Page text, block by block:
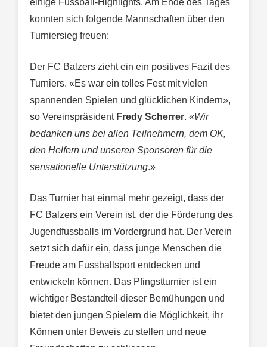
einige Fussball-Highlights. Am Ende des Tages
konnten sich folgende Mannschaften über den
Turniersieg freuen:
Der FC Balzers zieht ein ein positives Fazit des
Turniers. «Es war ein tolles Fest mit vielen
spannenden Spielen und glücklichen Kindern»,
so VereinspräsidentFredy Scherrer. «Wir
bedanken uns bei allen Teilnehmern, dem OK,
den Helfern und unseren Sponsoren für die
sensationelle Unterstützung.»
Das Turnier hat einmal mehr gezeigt, dass der
FC Balzers ein Verein ist, der die Förderung des
Jugendfussballs im Vordergrund hat. Der Verein
setzt sich dafür ein, dass junge Menschen die
Freude am Fussballsport entdecken und
entwickeln können. Das Pfingstturnier ist ein
wichtiger Bestandteil dieser Bemühungen und
bietet den jungen Spielern die Möglichkeit, ihr
Können unter Beweis zu stellen und neue